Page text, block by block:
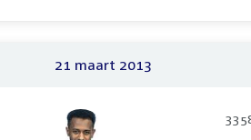
21 maart 2013